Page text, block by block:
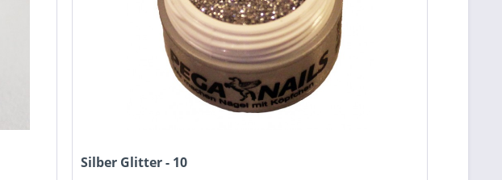
Silber Glitter - 10